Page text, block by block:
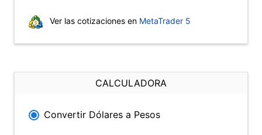
Ver las cotizaciones en MetaTrader 5
CALCULADORA
Convertir Dólares a Pesos